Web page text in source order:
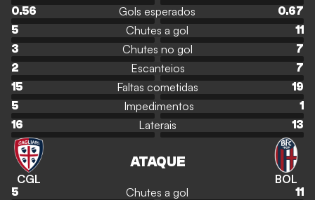
0.56
Gols esperados
0.67
5
Chutes a gol
11
3
Chutes no gol
7
2
Escanteios
7
15
Faltas cometidas
19
5
Impedimentos
1
16
Laterais 13
CGL
ATAQUE
BOL
5 Chutes a gol
11